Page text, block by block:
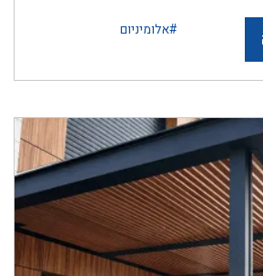
#אלומיניום